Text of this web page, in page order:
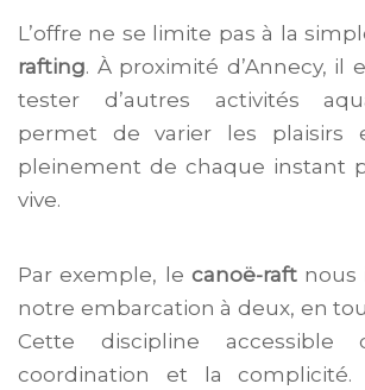
L’offre ne se limite pas à la
rafting. À proximité d’Annecy, il
tester d’autres activités
permet de varier les plaisirs
pleinement de chaque instant
vive.
Par exemple, le canoë-raftnous
notre embarcation à deux, en
Cette discipline accessible
coordination et la complicité.